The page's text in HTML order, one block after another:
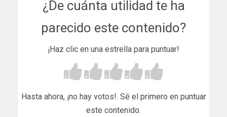
¿De cuánta utilidad te ha
parecido este contenido?
¡Haz clic en una estrella para puntuar!
Hasta ahora, ¡no hay votos!. Sé el primero en puntuar
este contenido.